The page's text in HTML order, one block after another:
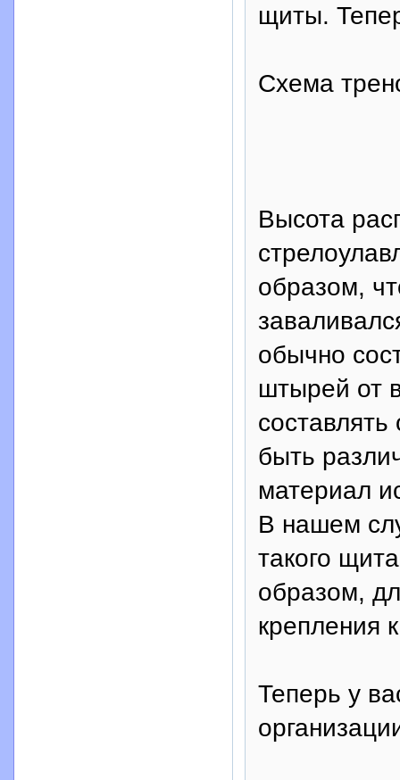
щиты.
Схема
Высота
образом,
обычно
штырей от
быть
материал
В нашем
такого
образом,
крепления
Теперь у